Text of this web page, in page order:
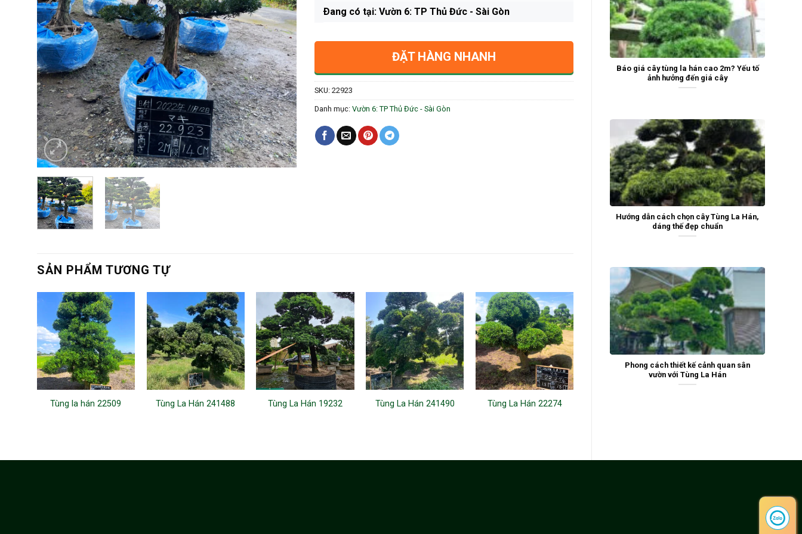
Báo giá cây tùng la hán cao 2m? Yếu tố
ảnh hưởng đến giá cây
Hướng dẫn cách chọn cây Tùng La Hán,
dáng thế đẹp chuẩn
Phong cách thiết kế cảnh quan sân
vườn với Tùng La Hán
Ðang có tại: Vườn 6: TP Thủ Đức - Sài Gòn
ĐẶT HÀNG NHANH
SKU: 22923
Danh mục: Vườn 6: TP Thủ Đức - Sài Gòn
SẢN PHẨM TƯƠNG TỰ
Tùng la hán 22509 Tùng La Hán 241488 Tùng La Hán 19232 Tùng La Hán 241490 Tùng La Hán 22274